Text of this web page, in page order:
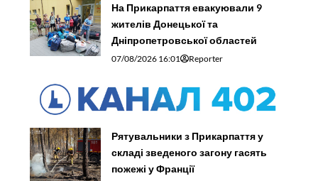
На Прикарпаття евакуювали 9
жителів Донецької та
Дніпропетровської областей
07/08/2026 16:01 Reporter
Рятувальники з Прикарпаття у
складі зведеного загону гасять
пожежі у Франції